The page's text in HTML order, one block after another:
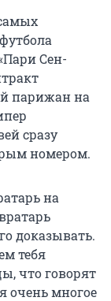
Сен-
парижан на
сразу
номером.
на
доказывать.
тебя
что говорят
очень многое